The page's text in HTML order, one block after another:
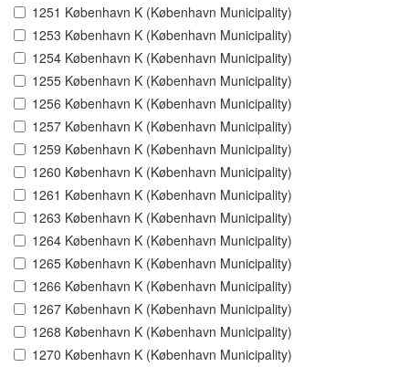
1251 København K (København Municipality)
1253 København K (København Municipality)
1254 København K (København Municipality)
1255 København K (København Municipality)
1256 København K (København Municipality)
1257 København K (København Municipality)
1259 København K (København Municipality)
1260 København K (København Municipality)
1261 København K (København Municipality)
1263 København K (København Municipality)
1264 København K (København Municipality)
1265 København K (København Municipality)
1266 København K (København Municipality)
1267 København K (København Municipality)
1268 København K (København Municipality)
1270 København K (København Municipality)